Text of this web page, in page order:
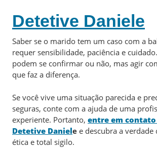
Detetive Daniele
Saber se o marido tem um caso com a
requer sensibilidade, paciência e
podem se confirmar ou não, mas agir
que faz a diferença.
Se você vive uma situação parecida e
seguras, conte com a ajuda de uma
experiente. Portanto, entre em contato
Detetive Daniele e descubra a verdade
ética e total sigilo.